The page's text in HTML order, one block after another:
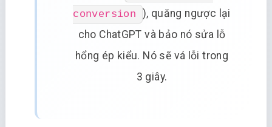
conversion
), quăng ngược lại
cho ChatGPT và bảo nó sửa lỗ
hổng ép kiểu. Nó sẽ vá lỗi trong
3 giây.